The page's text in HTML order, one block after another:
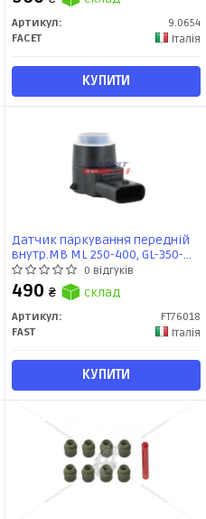
Артикул:
9.0654
FACET
Італія
КУПИТИ
Датчик паркування передній
внутр.MB ML 250-400, GL-350-
500, GL-63, Mercedes Sprinter
906 (06-) (FT76018) Fast
0 відгуків
490 ₴ склад
Артикул:
FT76018
FAST
Італія
КУПИТИ